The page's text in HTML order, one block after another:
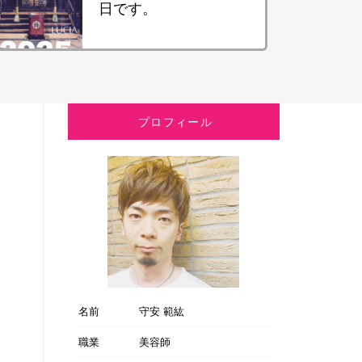
日です。
プロフィール
名前
守安 範紘
職業
美容師